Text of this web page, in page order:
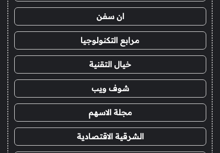
ان سفن
مرابع التكنولوجيا
خيال التقنية
شوف ويب
مجلة الاسهم
الشرقية الاقتصادية